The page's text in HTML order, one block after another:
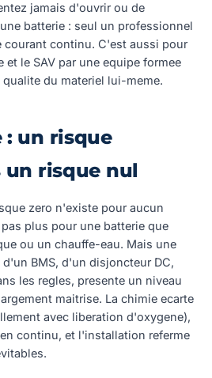
jamais d'ouvrir ou de
batterie : seul un professionnel
courant continu. C'est aussi pour
et le SAV par une equipe formee
du materiel lui-meme.
: un risque
un risque nul
zero n'existe pour aucun
plus pour une batterie que
ou un chauffe-eau. Mais une
d'un BMS, d'un disjoncteur DC,
les regles, presente un niveau
maitrise. La chimie ecarte
avec liberation d'oxygene),
continu, et l'installation referme